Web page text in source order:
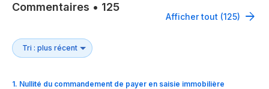
Commentaires • 125
Afficher tout (125)
1. Nullité du commandement de payer en saisie immobilière